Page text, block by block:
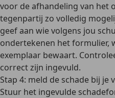
voor de afhandeling van het
tegenpartij zo volledig
geef aan wie volgens jou
ondertekenen het formulier,
exemplaar bewaart.
correct zijn ingevuld.
Stap 4: meld de schade bij je
Stuur het ingevulde